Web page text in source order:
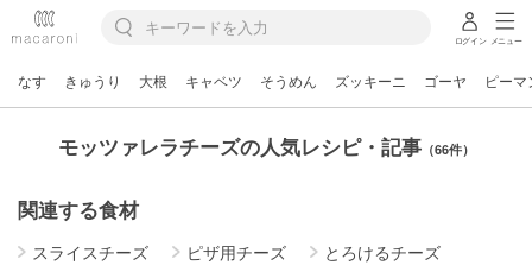
ログイン メニュー
なす きゅうり 大根 キャベツ そうめん ズッキーニ ゴーヤ ピーマ
モッツァレラチーズの人気レシピ・記事（66件）
関連する食材
スライスチーズ ピザ用チーズ
とろけるチーズ